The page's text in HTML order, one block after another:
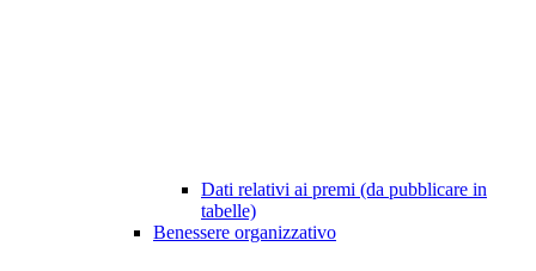
Dati relativi ai premi (da pubblicare in
tabelle)
Benessere organizzativo